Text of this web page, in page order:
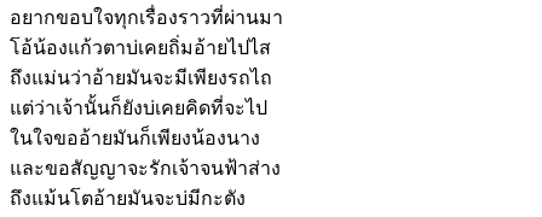
อยากขอบใจทุกเรื่องราวที่ผ่านมา
โอ้น้องแก้วตาบ่เคยถิ่มอ้ายไปไส
ถึงแม่นว่าอ้ายมันจะมีเพียงรถไถ
แต่ว่าเจ้านั้นก็ยังบ่เคยคิดที่จะไป
ในใจขออ้ายมันก็เพียงน้องนาง
และขอสัญญาจะรักเจ้าจนฟ้าส่าง
ถึงแม้นโตอ้ายมันจะบ่มีกะตัง